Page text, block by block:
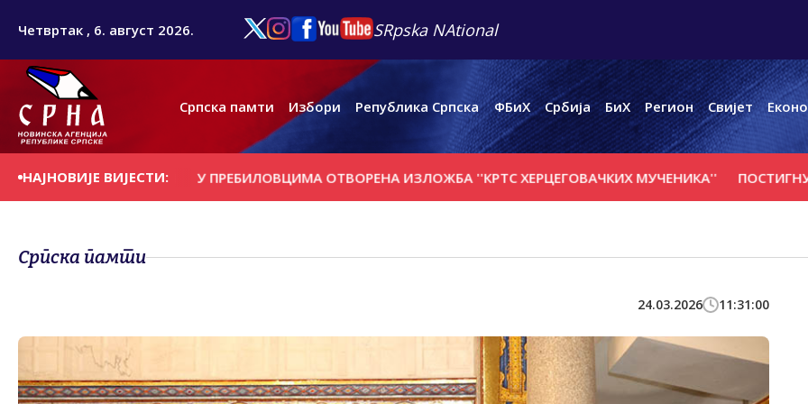
Четвртак , 6. август 2026. SRpska NAtional
Српска памти Избори Република Српска ФБиХ Србија БиХ Регион Свијет
НАЈНОВИЈЕ ВИЈЕСТИ:
ДАНАШЊИ ДАН У ПРЕБИЛОВЦИМА ОTВОРЕНА ИЗЛОЖБА ''КРTС ХЕРЦЕГОВАЧКИХ МУЧЕНИКА'' ПОСТИГНУТ
Српска памти
24.03.2026 11:31:00